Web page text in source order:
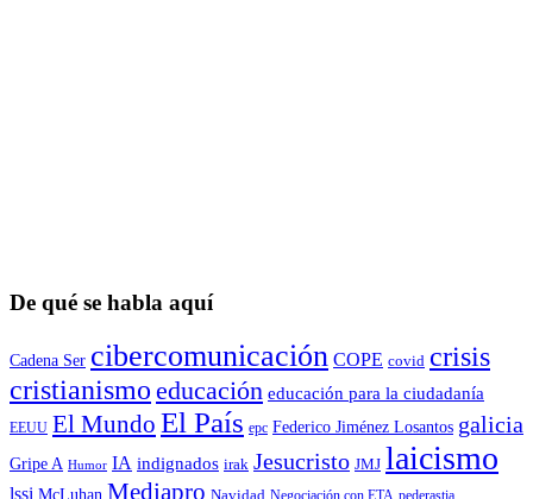
De qué se habla aquí
Cadena Ser cibercomunicación COPE covid crisis
cristianismo educación educación para la ciudadaní­a
EEUU El Mundo El País epc Federico Jiménez Losantos galicia
Gripe A Humor IA indignados irak Jesucristo JMJ laicismo
lssi McLuhan Mediapro Navidad Negociación con ETA pederastia